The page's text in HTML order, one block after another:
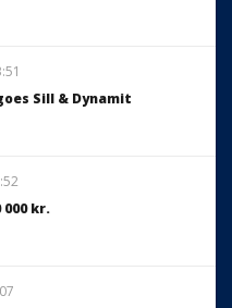
Sill & Dynamit
000 kr.